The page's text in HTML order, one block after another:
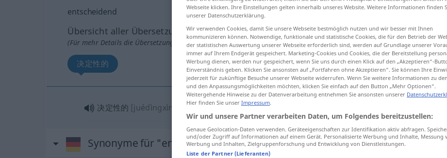
entscheidend
Übersicht aller Übersetzungen
(Für mehr Details die Übersetzung anklicken/antippen)
决定性的
决定性的 [juédìngxìngde]
Synonyme für "entscheidend"
Webseite klicken. Ihre Einstellungen gelten innerhalb unseres Website. Weitere Informationen finden
unserer Datenschutzerklärung.
Wir verwenden Cookies, damit Sie unsere Webseite bestmöglich nutzen und wir besser mit Ihnen
kommunizieren können. Notwendige, funktionale und statistische Cookies, die für den Betrieb der
der statistischen Auswertung unserer Webseite erforderlich sind, werden auf Grundlage unserer
immer auf Ihrem Endgerät gespeichert. Marketing-Cookies und Cookies, die der Bereitstellung
Werbung dienen, werden nur gespeichert, wenn Sie uns durch einen Klick auf den „Akzeptieren“-
Einverständnis geben. Klicken Sie ansonsten auf „Fortfahren ohne Akzeptieren“. Sie können Ihre
jederzeit für zukünftige Besuche unserer Webseite widerrufen. Wenn Sie weitere Informationen zu
und den Anpassungsmöglichkeiten möchten, klicken Sie einfach auf den Button „Mehr Optionen“.
Weitergehende Hinweise zu der Datenverarbeitung entnehmen Sie ansonsten unserer
Hier finden Sie unser Impressum.
Wir und unsere Partner verarbeiten Daten, um Folgendes bereitzustellen:
Genaue Geolocation-Daten verwenden. Geräteeigenschaften zur Identifikation aktiv abfragen.
und/oder Zugriff auf Informationen auf einem Gerät. Personalisierte Werbung und Inhalte, Messung
Werbung und Inhalten, Zielgruppenforschung und Entwicklung von Dienstleistungen.
Liste der Partner (Lieferanten)